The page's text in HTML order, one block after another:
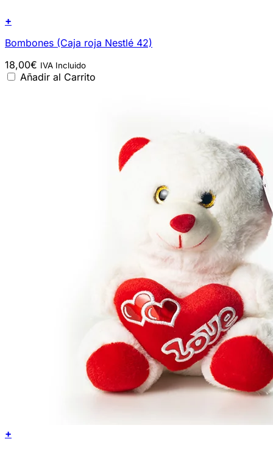
+
Bombones (Caja roja Nestlé 42)
18,00€ IVA Incluido
Añadir al Carrito
+